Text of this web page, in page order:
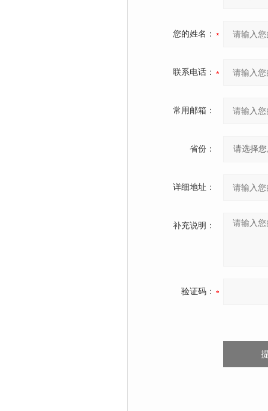
您的姓名：
联系电话：
常用邮箱：
省份：
详细地址：
补充说明：
验证码：